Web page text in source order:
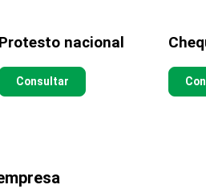
Protesto nacional
Consultar